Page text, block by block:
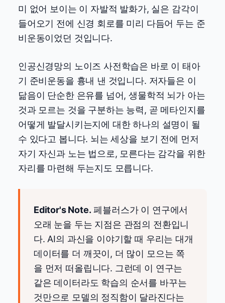
미 없어 보이는 이 자발적 발화가, 실은 감각이
들어오기 전에 신경 회로를 미리 다듬어 두는 준
비운동이었던 것입니다.
인공신경망의 노이즈 사전학습은 바로 이 태아
기 준비운동을 흉내 낸 것입니다. 저자들은 이
닮음이 단순한 은유를 넘어, 생물학적 뇌가 아는
것과 모르는 것을 구분하는 능력, 곧 메타인지를
어떻게 발달시키는지에 대한 하나의 설명이 될
수 있다고 봅니다. 뇌는 세상을 보기 전에 먼저
자기 자신과 노는 법으로, 모른다는 감각을 위한
자리를 마련해 두는지도 모릅니다.
Editor's Note. 페블러스가 이 연구에서
오래 눈을 두는 지점은 관점의 전환입니
다. AI의 과신을 이야기할 때 우리는 대개
데이터를 더 깨끗이, 더 많이 모으는 쪽
을 먼저 떠올립니다. 그런데 이 연구는
같은 데이터라도 학습의 순서를 바꾸는
것만으로 모델의 정직함이 달라진다는